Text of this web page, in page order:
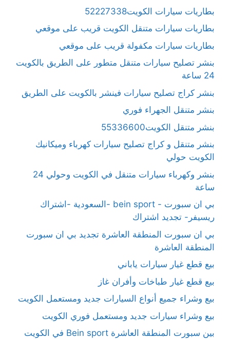
بطاريات سيارات الكويت52227338
بطاريات سيارات متنقل الكويت قريب على موقعي
بطاريات سيارات مكفولة قريب على موقعي
بنشر تصليح سيارات متنقل متطور على الطريق بالكويت
24 ساعة
بنشر كراج تصليح سيارات فينشر بالكويت على الطريق
بنشر متنقل الجهراء فوري
بنشر متنقل الكويت55336600
بنشر متنقل و كراج تصليح سيارات كهرباء وميكانيك
الكويت حولي
بنشر وكهرباء سيارات متنقل في الكويت وحولي 24
ساعة
بي ان سبورت - bein sport -السعودية -اشتراك
ريسيفر- تجديد اشتراك
بي ان سبورت المنطقة العاشرة تجديد بي ان سبورت
المنطقة العاشرة
بيع قطع غيار سيارات ياباني
بيع قطع غيار طباخات وأفران غاز
بيع وشراء جميع أنواع السيارات جديد ومستعمل الكويت
بيع وشراء سيارات جديد ومستعمل فوري الكويت
بين سبورت المنطقة العاشرة Bein sport في الكويت